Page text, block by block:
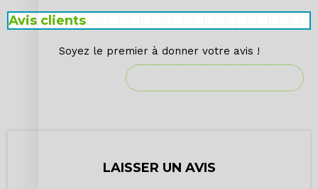
Avis clients
Soyez le premier à donner votre avis !
LAISSER UN AVIS